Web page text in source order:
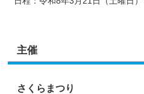
主催
さくらまつり